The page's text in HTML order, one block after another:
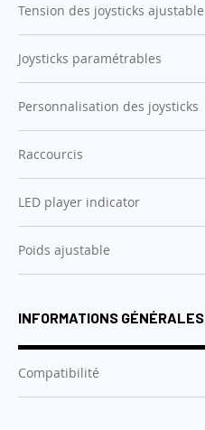
Tension des joysticks ajustable
Joysticks paramétrables
Personnalisation des joysticks
Raccourcis
LED player indicator
Poids ajustable
INFORMATIONS GÉNÉRALES
Compatibilité